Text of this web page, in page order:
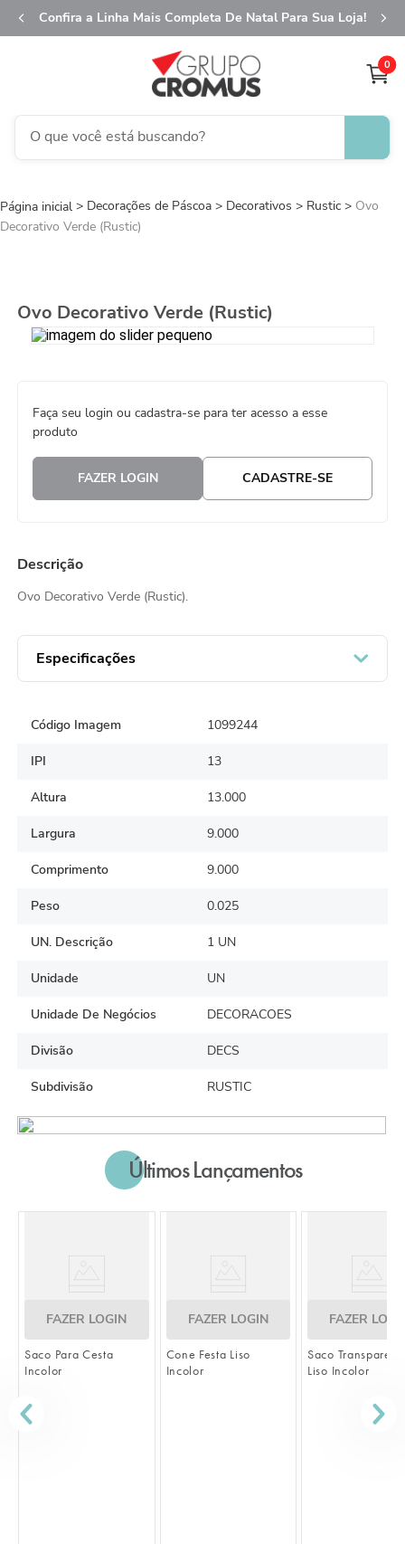
Confira a Linha Mais Completa De Natal Para Sua Loja!
0
O que você está buscando?
Decorações de Páscoa Decorativos Rustic
Ovo
Decorativo Verde (Rustic)
Ovo Decorativo Verde (Rustic)
Faça seu login ou cadastra-se para ter acesso a esse
produto
FAZER LOGIN CADASTRE-SE
Descrição
Ovo Decorativo Verde (Rustic).
Especificações
Código Imagem 1099244
IPI 13
Altura 13.000
Largura 9.000
Comprimento 9.000
Peso 0.025
UN. Descrição 1 UN
Unidade UN
Unidade De Negócios DECORACOES
Divisão DECS
Subdivisão RUSTIC
Últimos Lançamentos
FAZER LOGIN
Saco Para Cesta
Incolor
FAZER LOGIN
Cone Festa Liso
Incolor
FAZER
Saco
Liso Incolor
1
fita aramada
5º
9º
urso